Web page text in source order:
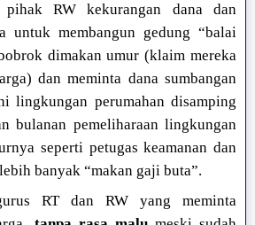
pihak RW kekurangan dana dan
untuk membangun gedung “balai
dimakan umur (klaim mereka
dan meminta dana sumbangan
lingkungan perumahan disamping
bulanan pemeliharaan lingkungan
seperti petugas keamanan dan
banyak “makan gaji buta”.
RT dan RW yang meminta